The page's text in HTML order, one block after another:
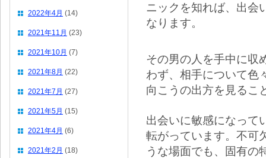
ニックを知れば、出会
なります。
その男の人を手中に収
わず、相手について色
向こうの出方を見るこ
出会いに敏感になって
転がっています。不可
うな場面でも、固有の
2022年4月 (14)
2021年11月 (23)
2021年10月 (7)
2021年8月 (22)
2021年7月 (27)
2021年5月 (15)
2021年4月 (6)
2021年2月 (18)